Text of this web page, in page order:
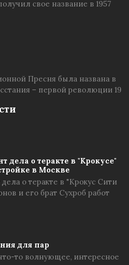
свое название в 1957
Пресня была названа в
– первой революции 19
дела о теракте в "Крокусе"
в Москве
о теракте в "Крокус Сити
и его брат Сухроб работ
для пар
то волнующее, интересное